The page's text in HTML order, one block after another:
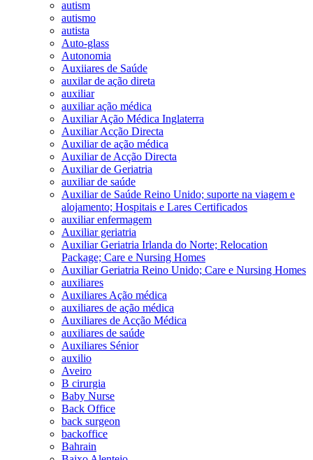
autism
autismo
autista
Auto-glass
Autonomia
Auxiiares de Saúde
auxilar de ação direta
auxiliar
auxiliar ação médica
Auxiliar Ação Médica Inglaterra
Auxiliar Acção Directa
Auxiliar de ação médica
Auxiliar de Acção Directa
Auxiliar de Geriatria
auxiliar de saúde
Auxiliar de Saúde Reino Unido; suporte na viagem e
alojamento; Hospitais e Lares Certificados
auxiliar enfermagem
Auxiliar geriatria
Auxiliar Geriatria Irlanda do Norte; Relocation
Package; Care e Nursing Homes
Auxiliar Geriatria Reino Unido; Care e Nursing Homes
auxiliares
Auxiliares Ação médica
auxiliares de ação médica
Auxiliares de Acção Médica
auxiliares de saúde
Auxiliares Sénior
auxilio
Aveiro
B cirurgia
Baby Nurse
Back Office
back surgeon
backoffice
Bahrain